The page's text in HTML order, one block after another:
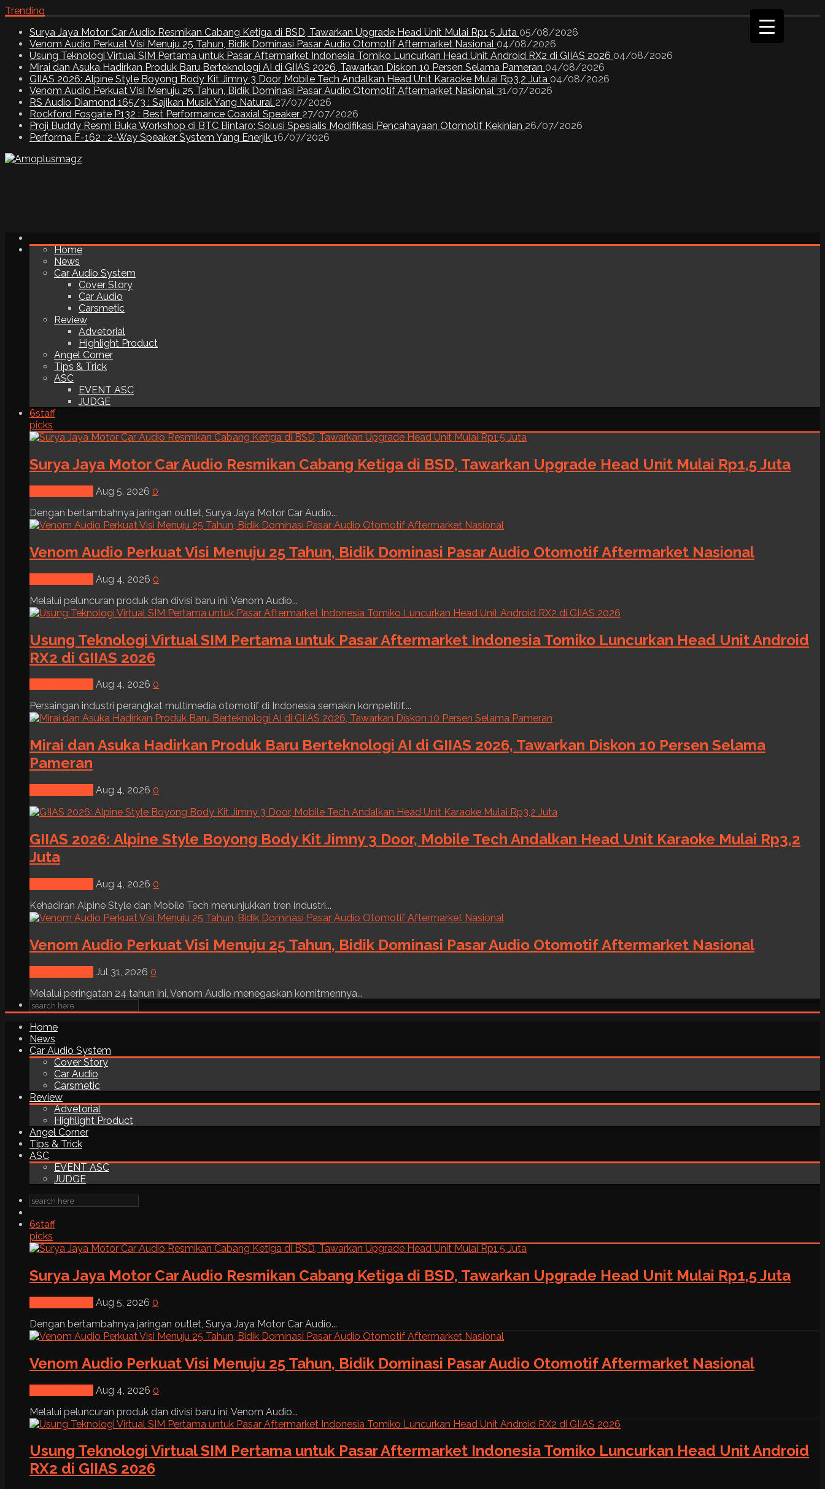
Trending
Surya Jaya Motor Car Audio Resmikan Cabang Ketiga di BSD, Tawarkan Upgrade Head Unit Mulai Rp1,5 Juta 05/08/2026
Venom Audio Perkuat Visi Menuju 25 Tahun, Bidik Dominasi Pasar Audio Otomotif Aftermarket Nasional 04/08/2026
Usung Teknologi Virtual SIM Pertama untuk Pasar Aftermarket Indonesia Tomiko Luncurkan Head Unit Android RX2 di GIIAS 2026 04/08/2026
Mirai dan Asuka Hadirkan Produk Baru Berteknologi AI di GIIAS 2026, Tawarkan Diskon 10 Persen Selama Pameran 04/08/2026
GIIAS 2026: Alpine Style Boyong Body Kit Jimny 3 Door, Mobile Tech Andalkan Head Unit Karaoke Mulai Rp3,2 Juta 04/08/2026
Venom Audio Perkuat Visi Menuju 25 Tahun, Bidik Dominasi Pasar Audio Otomotif Aftermarket Nasional 31/07/2026
RS Audio Diamond 165/3 : Sajikan Musik Yang Natural 27/07/2026
Rockford Fosgate P132 : Best Performance Coaxial Speaker 27/07/2026
Proji Buddy Resmi Buka Workshop di BTC Bintaro: Solusi Spesialis Modifikasi Pencahayaan Otomotif Kekinian 26/07/2026
Performa F-162 : 2-Way Speaker System Yang Enerjik 16/07/2026
Home
News
Car Audio System
Cover Story
Car Audio
Carsmetic
Review
Advetorial
Highlight Product
Angel Corner
Tips & Trick
ASC
EVENT ASC
JUDGE
6staff
picks
Surya Jaya Motor Car Audio Resmikan Cabang Ketiga di BSD, Tawarkan Upgrade Head Unit Mulai Rp1,5 Juta
Aug 5, 2026 0
Dengan bertambahnya jaringan outlet, Surya Jaya Motor Car Audio...
Venom Audio Perkuat Visi Menuju 25 Tahun, Bidik Dominasi Pasar Audio Otomotif Aftermarket Nasional
Aug 4, 2026 0
Melalui peluncuran produk dan divisi baru ini, Venom Audio...
Usung Teknologi Virtual SIM Pertama untuk Pasar Aftermarket Indonesia Tomiko Luncurkan Head Unit Android
RX2 di GIIAS 2026
Aug 4, 2026 0
Persaingan industri perangkat multimedia otomotif di Indonesia semakin kompetitif....
Mirai dan Asuka Hadirkan Produk Baru Berteknologi AI di GIIAS 2026, Tawarkan Diskon 10 Persen Selama
Pameran
Aug 4, 2026 0
GIIAS 2026: Alpine Style Boyong Body Kit Jimny 3 Door, Mobile Tech Andalkan Head Unit Karaoke Mulai Rp3,2
Juta
Aug 4, 2026 0
Kehadiran Alpine Style dan Mobile Tech menunjukkan tren industri...
Venom Audio Perkuat Visi Menuju 25 Tahun, Bidik Dominasi Pasar Audio Otomotif Aftermarket Nasional
Jul 31, 2026 0
Melalui peringatan 24 tahun ini, Venom Audio menegaskan komitmennya...
Home
News
Car Audio System
Cover Story
Car Audio
Carsmetic
Review
Advetorial
Highlight Product
Angel Corner
Tips & Trick
ASC
EVENT ASC
JUDGE
6staff
picks
Surya Jaya Motor Car Audio Resmikan Cabang Ketiga di BSD, Tawarkan Upgrade Head Unit Mulai Rp1,5 Juta
Aug 5, 2026 0
Dengan bertambahnya jaringan outlet, Surya Jaya Motor Car Audio...
Venom Audio Perkuat Visi Menuju 25 Tahun, Bidik Dominasi Pasar Audio Otomotif Aftermarket Nasional
Aug 4, 2026 0
Melalui peluncuran produk dan divisi baru ini, Venom Audio...
Usung Teknologi Virtual SIM Pertama untuk Pasar Aftermarket Indonesia Tomiko Luncurkan Head Unit Android
RX2 di GIIAS 2026